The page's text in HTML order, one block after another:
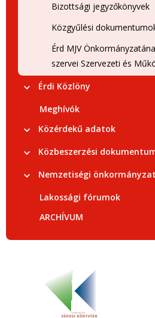
Bizottsági jegyzőkönyvek
Közgyűlési
Érd MJV
szervei Szervezeti és
Érdi Közlöny
Meghívók
Közérdekű adatok
Közbeszerzési
Nemzetiségi
Lakossági fórumok
ARCHÍVUM